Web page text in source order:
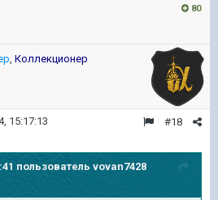
80
, Коллекционер
#18
15:17:13
пользователь vovan7428